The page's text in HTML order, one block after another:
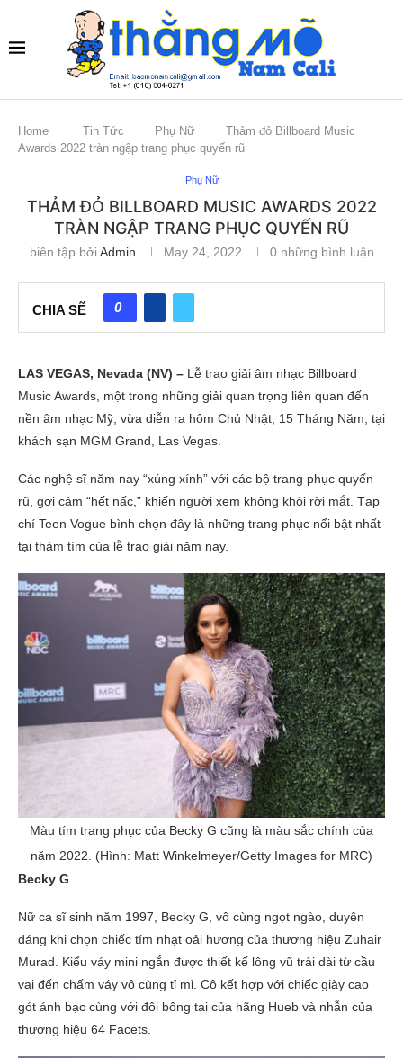
Home Tin Tức Phụ Nữ
Thảm đỏ Billboard Music
Awards 2022 tràn ngập trang phục quyến rũ
Phụ Nữ
THẢM ĐỎ BILLBOARD MUSIC AWARDS 2022
TRÀN NGẬP TRANG PHỤC QUYẾN RŨ
biên tập bởi Admin May 24, 2022 0 những bình luận
CHIA SẼ 0
LAS VEGAS, Nevada (NV) – Lễ trao giải âm nhạc Billboard
Music Awards, một trong những giải quan trọng liên quan đến
nền âm nhạc Mỹ, vừa diễn ra hôm Chủ Nhật, 15 Tháng Năm, tại
khách sạn MGM Grand, Las Vegas.
Các nghệ sĩ năm nay “xúng xính” với các bộ trang phục quyến
rũ, gợi cảm “hết nấc,” khiến người xem không khỏi rời mắt. Tạp
chí Teen Vogue bình chọn đây là những trang phục nổi bật nhất
tại thảm tím của lễ trao giải năm nay.
Màu tím trang phục của Becky G cũng là màu sắc chính của
năm 2022. (Hình: Matt Winkelmeyer/Getty Images for MRC)
Becky G
Nữ ca sĩ sinh năm 1997, Becky G, vô cùng ngọt ngào, duyên
dáng khi chọn chiếc tím nhạt oải hương của thương hiệu Zuhair
Murad. Kiểu váy mini ngắn được thiết kế lông vũ trải dài từ cầu
vai đến chấm váy vô cùng tỉ mỉ. Cô kết hợp với chiếc giày cao
gót ánh bạc cùng với đôi bông tai của hãng Hueb và nhẫn của
thương hiệu 64 Facets.